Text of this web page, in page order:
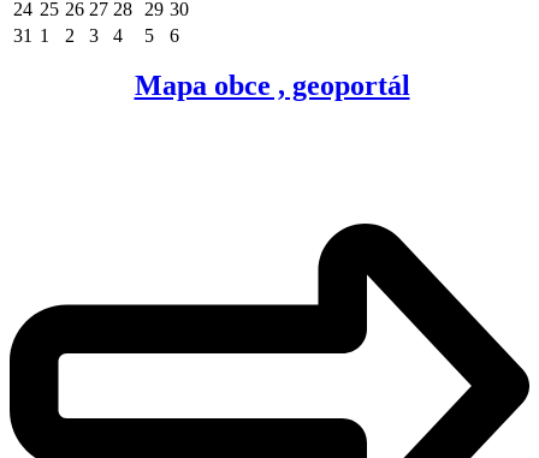
24 25 26 27 28 29 30
31 1 2 3 4 5 6
Mapa obce , geoportál